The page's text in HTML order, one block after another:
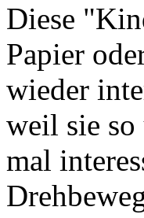
Diese
Papier
wieder
weil sie
mal